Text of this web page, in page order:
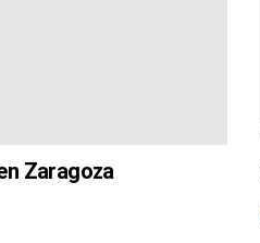
Zaragoza